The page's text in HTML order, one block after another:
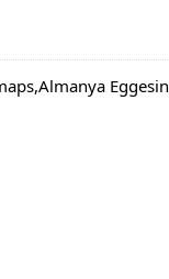
Eggesin